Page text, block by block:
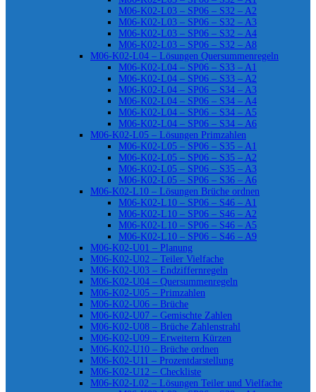
M06-K02-L03 – SP06 – S32 – A2
M06-K02-L03 – SP06 – S32 – A3
M06-K02-L03 – SP06 – S32 – A4
M06-K02-L03 – SP06 – S32 – A8
M06-K02-L04 – Lösungen Quersummenregeln
M06-K02-L04 – SP06 – S33 – A1
M06-K02-L04 – SP06 – S33 – A2
M06-K02-L04 – SP06 – S34 – A3
M06-K02-L04 – SP06 – S34 – A4
M06-K02-L04 – SP06 – S34 – A5
M06-K02-L04 – SP06 – S34 – A6
M06-K02-L05 – Lösungen Primzahlen
M06-K02-L05 – SP06 – S35 – A1
M06-K02-L05 – SP06 – S35 – A2
M06-K02-L05 – SP06 – S35 – A3
M06-K02-L05 – SP06 – S36 – A6
M06-K02-L10 – Lösungen Brüche ordnen
M06-K02-L10 – SP06 – S46 – A1
M06-K02-L10 – SP06 – S46 – A2
M06-K02-L10 – SP06 – S46 – A5
M06-K02-L10 – SP06 – S46 – A9
M06-K02-U01 – Planung
M06-K02-U02 – Teiler Vielfache
M06-K02-U03 – Endziffernregeln
M06-K02-U04 – Quersummenregeln
M06-K02-U05 – Primzahlen
M06-K02-U06 – Brüche
M06-K02-U07 – Gemischte Zahlen
M06-K02-U08 – Brüche Zahlenstrahl
M06-K02-U09 – Erweitern Kürzen
M06-K02-U10 – Brüche ordnen
M06-K02-U11 – Prozentdarstellung
M06-K02-U12 – Checkliste
M06-K02-L02 – Lösungen Teiler und Vielfache